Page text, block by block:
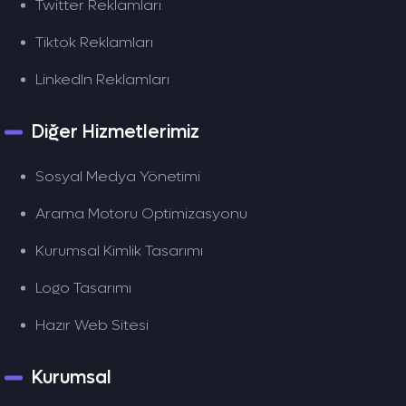
uyumlu olmasını sağlıyor, satışlarınızı artıracak dijital
sağlayarak, müşteri deneyimini iyileştiriyoruz.
Denizli Honaz Dijital Reklam Ajansı
pazarlama alanında daha başarılı olabilirsiniz. Hedef
markanızı büyütmenin en doğru yolu biziz.
Eğer siz deDenizli Honaz Dijital Reklam Ajansı
numaralı telefonu arayarak bizimle iletişime
dünyada başarılı olma zamanınız!
Twitter Reklamları
Tiktok Reklamları
LinkedIn Reklamları
Diğer Hizmetlerimiz
Sosyal Medya Yönetimi
Arama Motoru Optimizasyonu
Kurumsal Kimlik Tasarımı
Logo Tasarımı
Hazır Web Sitesi
Kurumsal